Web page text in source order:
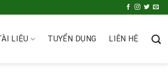
LIỆU TUYỂN DỤNG LIÊN HỆ